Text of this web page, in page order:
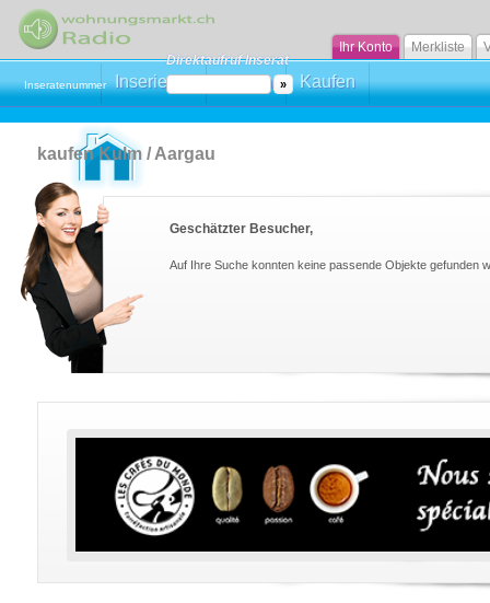
Ihr Konto Merkliste
Inserieren Mieten Kaufen
Direktaufruf Inserat
Inseratenummer
kaufen Kulm / Aargau
Geschätzter Besucher,
Auf Ihre Suche konnten keine passende Objekte gefunden